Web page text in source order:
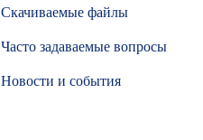
Скачиваемые файлы
Часто задаваемые вопросы
Новости и события